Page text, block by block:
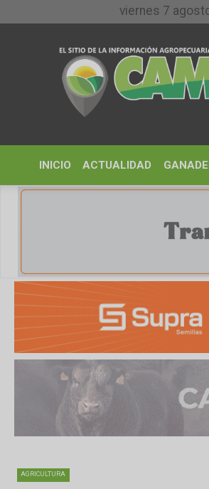
viernes 7 agosto 2026